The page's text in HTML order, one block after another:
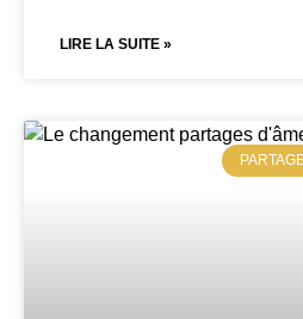
LIRE LA SUITE »